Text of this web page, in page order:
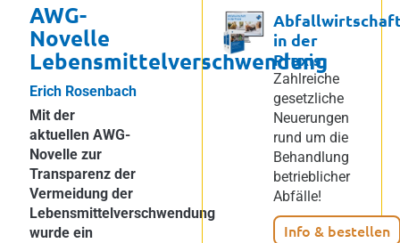
AWG-
Novelle
Lebensmittelverschwendung
Erich Rosenbach
Mit der
aktuellen AWG-
Novelle zur
Transparenz der
Vermeidung der
Lebensmittelverschwendung
wurde ein
in der
Praxis
Zahlreiche
gesetzliche
Neuerungen
rund um die
Behandlung
betrieblicher
Abfälle!
Info & bestellen